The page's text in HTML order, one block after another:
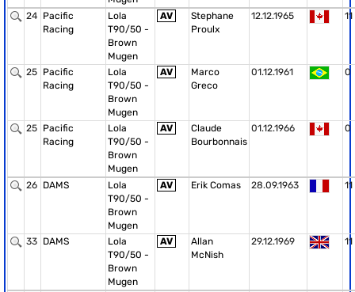
24 Pacific
Racing
Lola
T90/50 -
Brown
Mugen
AV
Stephane
Proulx
12.12.1965 11
25 Pacific
Racing
Lola
T90/50 -
Brown
Mugen
AV
Marco
Greco
01.12.1961 0
25 Pacific
Racing
Lola
T90/50 -
Brown
Mugen
AV
Claude
Bourbonnais
01.12.1966 0
26 DAMS
Lola
T90/50 -
Brown
Mugen
AV Erik Comas 28.09.1963 11
33 DAMS
Lola
T90/50 -
Brown
Mugen
AV
Allan
McNish
29.12.1969 11